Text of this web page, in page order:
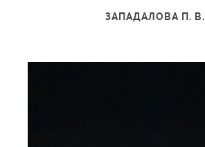
ЗАПАДАЛОВА П. В.